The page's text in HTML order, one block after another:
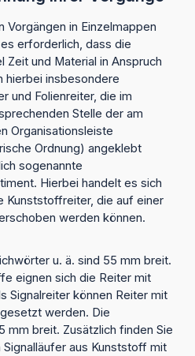
Vorgängen in Einzelmappen
erforderlich, dass die
Zeit und Material in Anspruch
hierbei insbesondere
und Folienreiter, die im
Stelle der am
Organisationsleiste
Ordnung) angeklebt
sogenannte
Hierbei handelt es sich
Kunststoffreiter, die auf einer
werden können.
u. ä. sind 55 mm breit.
eignen sich die Reiter mit
Signalreiter können Reiter mit
werden. Die
mm breit. Zusätzlich finden Sie
aus Kunststoff mit